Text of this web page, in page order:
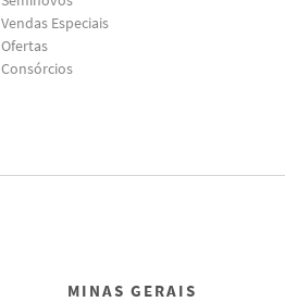
Vendas Especiais
Ofertas
Consórcios
MINAS GERAIS